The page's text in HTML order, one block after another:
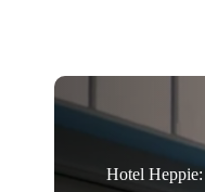
Hotel